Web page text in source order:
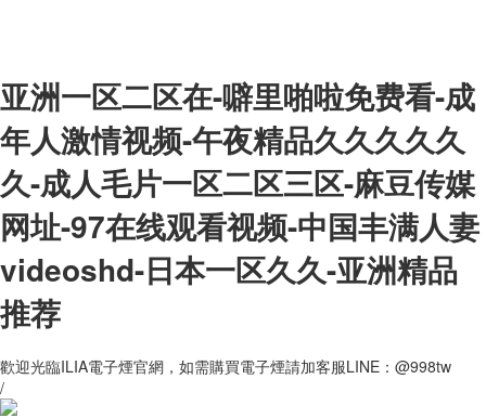
亚洲一区二区在-噼里啪啦免费看-成
年人激情视频-午夜精品久久久久久
久-成人毛片一区二区三区-麻豆传媒
网址-97在线观看视频-中国丰满人妻
videoshd-日本一区久久-亚洲精品
推荐
歡迎光臨ILIA電子煙官網，如需購買電子煙請加客服LINE：@998tw
/